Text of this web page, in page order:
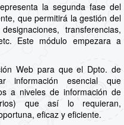
la segunda fase del
que permitirá la gestión del
transferencias,
Este módulo empezara a
Web para que el Dpto. de
información esencial que
a niveles de información de
que así lo requieran,
eficaz y eficiente.